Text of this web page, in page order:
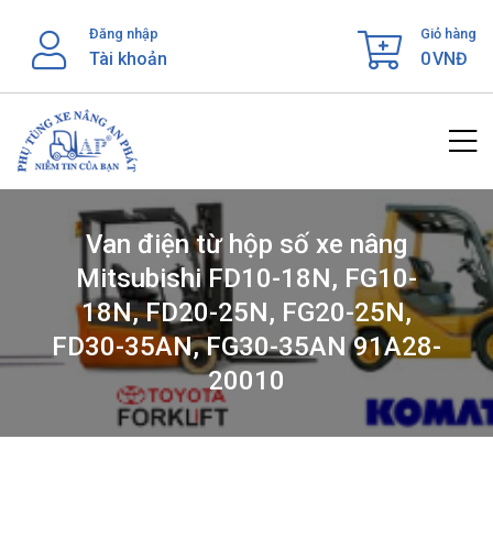
content
Đăng nhập
Tài khoản
Giỏ hàng
0VNĐ
Van điện từ hộp số xe nâng
Mitsubishi FD10-18N, FG10-
18N, FD20-25N, FG20-25N,
FD30-35AN, FG30-35AN 91A28-
20010